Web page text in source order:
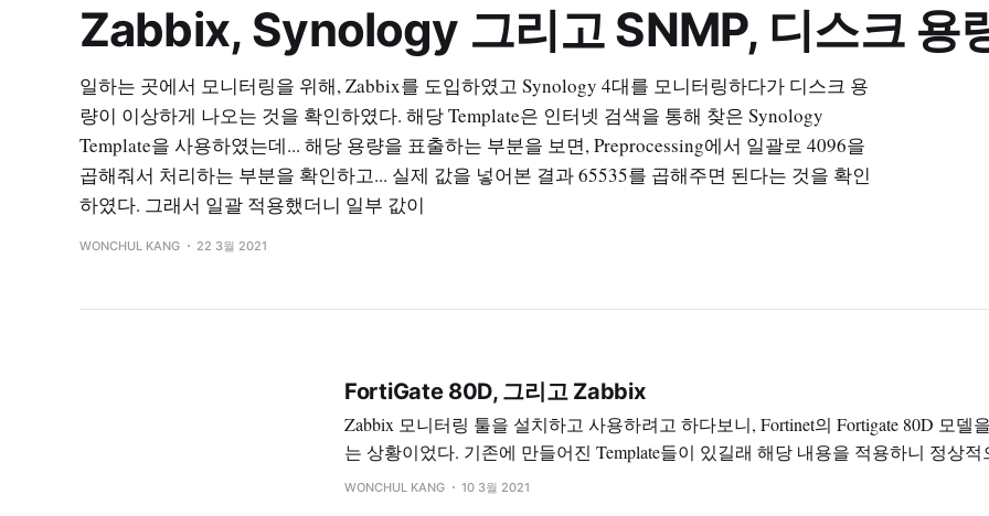
Zabbix, Synology 그리고 SNMP, 디스크 용
일하는 곳에서 모니터링을 위해, Zabbix를 도입하였고 Synology 4대를 모니터링하다가 디스크 용
량이 이상하게 나오는 것을 확인하였다. 해당 Template은 인터넷 검색을 통해 찾은 Synology
Template을 사용하였는데... 해당 용량을 표출하는 부분을 보면, Preprocessing에서 일괄로 4096을
곱해줘서 처리하는 부분을 확인하고... 실제 값을 넣어본 결과 65535를 곱해주면 된다는 것을 확인
하였다. 그래서 일괄 적용했더니 일부 값이
WONCHUL KANG 22 3월 2021
FortiGate 80D, 그리고 Zabbix
Zabbix 모니터링 툴을 설치하고 사용하려고 하다보니, Fortinet의 Fortigate 80D 모델
는 상황이었다. 기존에 만들어진 Template들이 있길래 해당 내용을 적용하니 정상적으로 동작하지 않아
기존 템플릿과 신규 템플릿을 작성하여 사용해야 했다. 기본적으로 네트워크 쪽은 기본 제공 템플릿을
WONCHUL KANG 10 3월 2021